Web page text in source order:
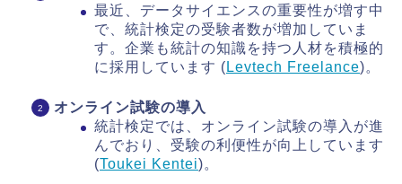
最近、データサイエンスの重要性が増す中
で、統計検定の受験者数が増加していま
す。企業も統計の知識を持つ人材を積極的
に採用しています​ ( Levtech Freelance)​。
オンライン試験の導入
統計検定では、オンライン試験の導入が進
んでおり、受験の利便性が向上しています​
(Toukei Kentei)​。